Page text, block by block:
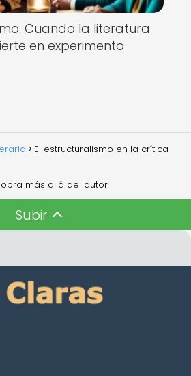
Cuando la literatura
en experimento
El estructuralismo en la crítica
más allá del autor
Subir